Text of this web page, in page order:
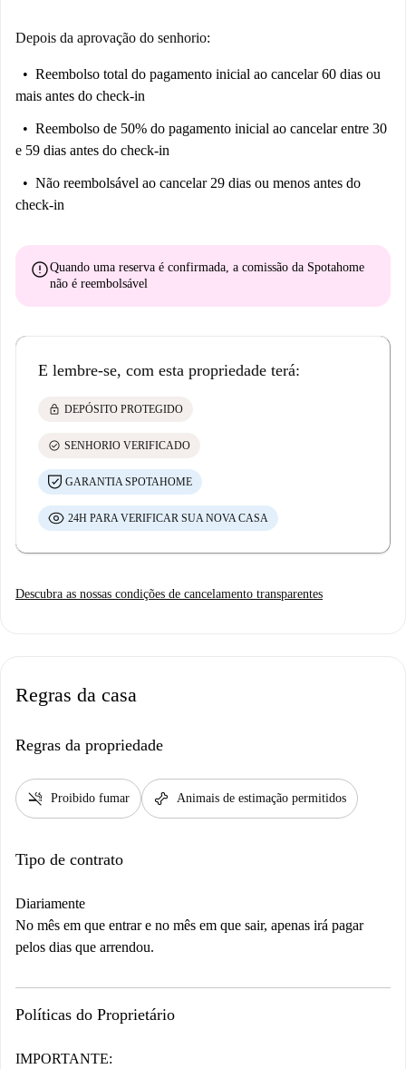
Depois da aprovação do senhorio:
Reembolso total do pagamento inicial ao cancelar 60 dias ou
mais antes do check-in
Reembolso de 50% do pagamento inicial ao cancelar entre 30
e 59 dias antes do check-in
Não reembolsável ao cancelar 29 dias ou menos antes do
check-in
errorQuando uma reserva é confirmada, a comissão da Spotahome
não é reembolsável
E lembre-se, com esta propriedade terá:
lock DEPÓSITO PROTEGIDO
check_circle SENHORIO VERIFICADO
GARANTIA SPOTAHOME
24H PARA VERIFICAR SUA NOVA CASA
Descubra as nossas condições de cancelamento transparentes
Regras da casa
Regras da propriedade
smoke_free Proibido fumar pet_supplies Animais de estimação permitidos
Tipo de contrato
Diariamente
No mês em que entrar e no mês em que sair, apenas irá pagar
pelos dias que arrendou.
Políticas do Proprietário
IMPORTANTE: